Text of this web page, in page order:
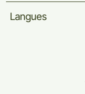
Langues